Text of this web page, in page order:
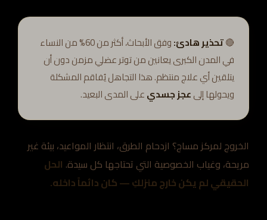
🔴تحذير هادئ:
وفق الأبحاث، أكثر من 60% من النساء
في المدن الكبرى يعانين من توتر عضلي مزمن دون أن
يتلقين أي علاج منتظم. هذا التجاهل يُفاقم المشكلة
ويحولها إلىعجز جسديعلى المدى البعيد.
الخروج لمركز مساج؟ ازدحام الطرق، انتظار المواعيد، بيئة غير
مريحة، وغياب الخصوصية التي تحتاجها كل سيدة. الحل
الحقيقي لم يكن خارج منزلكِ — كان دائماً داخله.